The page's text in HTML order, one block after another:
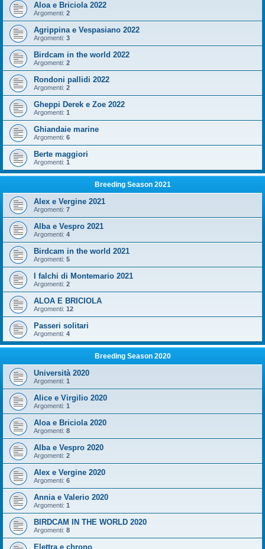
Aloa e Briciola 2022
Argomenti: 2
Agrippina e Vespasiano 2022
Argomenti: 3
Birdcam in the world 2022
Argomenti: 2
Rondoni pallidi 2022
Argomenti: 2
Gheppi Derek e Zoe 2022
Argomenti: 1
Ghiandaie marine
Argomenti: 6
Berte maggiori
Argomenti: 1
Breeding Season 2021
Alex e Vergine 2021
Argomenti: 7
Alba e Vespro 2021
Argomenti: 4
Birdcam in the world 2021
Argomenti: 5
I falchi di Montemario 2021
Argomenti: 2
ALOA E BRICIOLA
Argomenti: 12
Passeri solitari
Argomenti: 4
Breeding Season 2020
Università 2020
Argomenti: 1
Alice e Virgilio 2020
Argomenti: 1
Aloa e Briciola 2020
Argomenti: 8
Alba e Vespro 2020
Argomenti: 2
Alex e Vergine 2020
Argomenti: 6
Annia e Valerio 2020
Argomenti: 1
BIRDCAM IN THE WORLD 2020
Argomenti: 8
Elettra e chrono